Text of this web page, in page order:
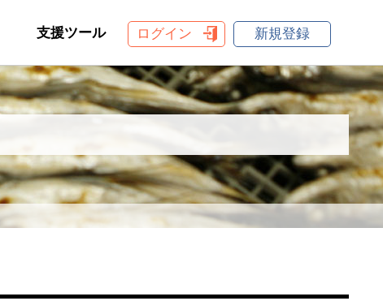
支援ツール ログイン 新規登録